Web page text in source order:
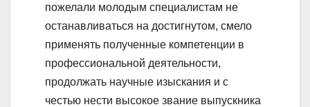
пожелали молодым специалистам не
останавливаться на достигнутом, смело
применять полученные компетенции в
профессиональной деятельности,
продолжать научные изыскания и с
честью нести высокое звание выпускника